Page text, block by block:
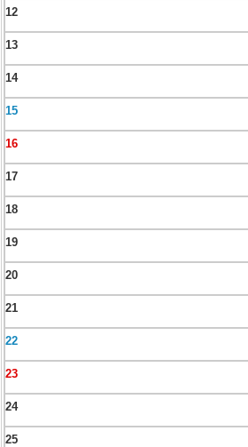
12
13
14
15
16
17
18
19
20
21
22
23
24
25